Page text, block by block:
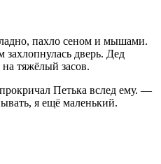
пахло сеном и мышами.
захлопнулась дверь. Дед
тяжёлый засов.
Петька вслед ему. —
я ещё маленький.